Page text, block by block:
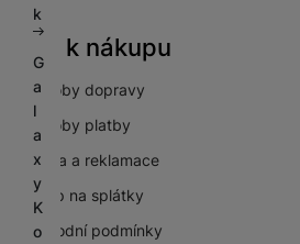
k
G
a
l
a
x
y
K
o
Vše k nákupu
Způsoby dopravy
Způsoby platby
Záruka a reklamace
Nákup na splátky
Obchodní podmínky